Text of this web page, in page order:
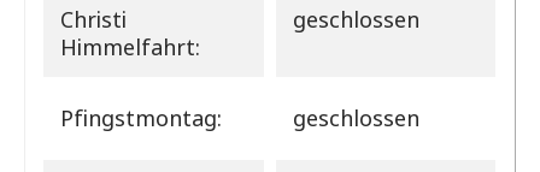
Christi
Himmelfahrt:
geschlossen
Pfingstmontag: geschlossen